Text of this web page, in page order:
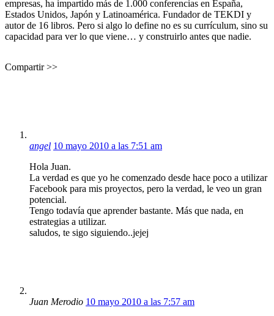
empresas, ha impartido más de 1.000 conferencias en España,
Estados Unidos, Japón y Latinoamérica. Fundador de TEKDI y
autor de 16 libros. Pero si algo lo define no es su currículum, sino su
capacidad para ver lo que viene… y construirlo antes que nadie.
Compartir >>
angel 10 mayo 2010 a las 7:51 am
Hola Juan.
La verdad es que yo he comenzado desde hace poco a utilizar
Facebook para mis proyectos, pero la verdad, le veo un gran
potencial.
Tengo todavía que aprender bastante. Más que nada, en
estrategias a utilizar.
saludos, te sigo siguiendo..jejej
Juan Merodio 10 mayo 2010 a las 7:57 am